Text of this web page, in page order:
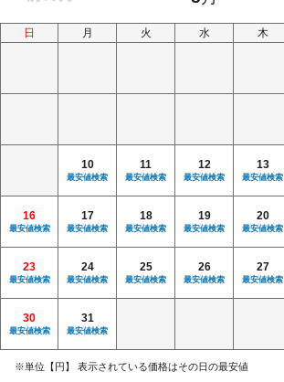
日 月 火 水 木
10
最安値検索
11
最安値検索
12
最安値検索
13
最安値検索
16
最安値検索
17
最安値検索
18
最安値検索
19
最安値検索
20
最安値検索
23
最安値検索
24
最安値検索
25
最安値検索
26
最安値検索
27
最安値検索
30
最安値検索
31
最安値検索
※単位【円】 表示されている価格はその日の最安値